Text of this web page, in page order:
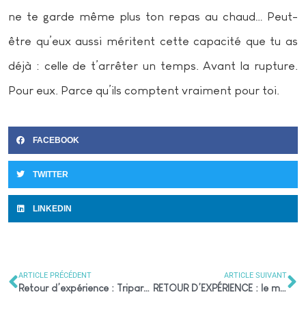
ne te garde même plus ton repas au chaud… Peut-
être qu’eux aussi méritent cette capacité que tu as
déjà : celle de t’arrêter un temps. Avant la rupture.
Pour eux. Parce qu’ils comptent vraiment pour toi.
FACEBOOK
TWITTER
LINKEDIN
ARTICLE PRÉCÉDENT
Retour d’expérience : Tripartite nourrissante
ARTICLE SUIVANT
RETOUR D’EXPÉRIENCE : le moment du départ